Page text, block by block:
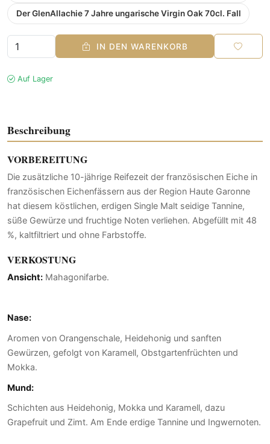
Der GlenAllachie 7 Jahre ungarische Virgin Oak 70cl. Fall
IN DEN WARENKORB
Auf Lager
Beschreibung
VORBEREITUNG
Die zusätzliche 10-jährige Reifezeit der französischen Eiche in
französischen Eichenfässern aus der Region Haute Garonne
hat diesem köstlichen, erdigen Single Malt seidige Tannine,
süße Gewürze und fruchtige Noten verliehen. Abgefüllt mit 48
%, kaltfiltriert und ohne Farbstoffe.
VERKOSTUNG
Ansicht: Mahagonifarbe.
Nase:
Aromen von Orangenschale, Heidehonig und sanften
Gewürzen, gefolgt von Karamell, Obstgartenfrüchten und
Mokka.
Mund:
Schichten aus Heidehonig, Mokka und Karamell, dazu
Grapefruit und Zimt. Am Ende erdige Tannine und Ingwernoten.